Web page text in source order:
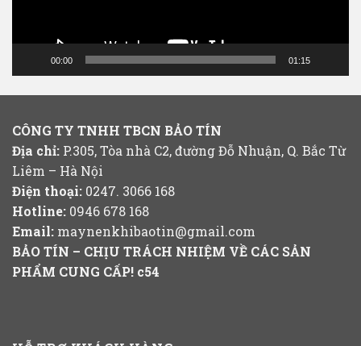
00:00 01:15
CÔNG TY TNHH TBCN BẢO TÍN
Địa chỉ: P.305, Tòa nhà C2, đường Đỗ Nhuận, Q. Bắc Từ
Liêm – Hà Nội
Điện thoại: 0247. 3066 168
Hotline: 0946 678 168
Email: maynenkhibaotin@gmail.com
BẢO TÍN – CHỊU TRÁCH NHIỆM VỀ CÁC SẢN
PHẨM CUNG CẤP! c54